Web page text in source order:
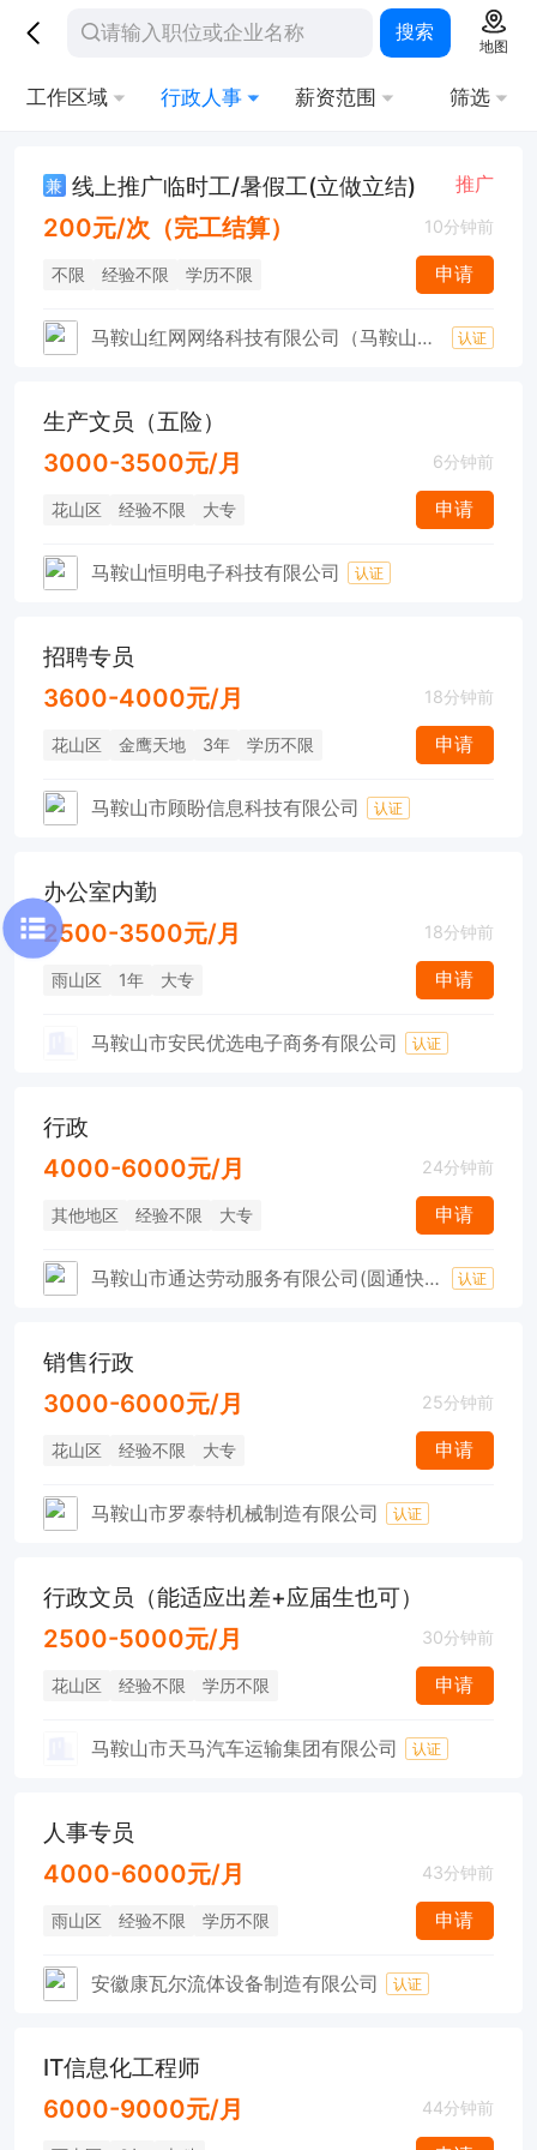
搜索
地图
工作区域 行政人事 薪资范围 筛选
兼 线上推广临时工/暑假工(立做立结) 推广
200元/次（完工结算） 10分钟前
不限 经验不限 学历不限 申请
马鞍山红网网络科技有限公司（马鞍山OK论坛） 认证
生产文员（五险）
3000-3500元/月 6分钟前
花山区 经验不限 大专 申请
马鞍山恒明电子科技有限公司 认证
招聘专员
3600-4000元/月 18分钟前
花山区 金鹰天地 3年 学历不限 申请
马鞍山市顾盼信息科技有限公司 认证
办公室内勤
2500-3500元/月 18分钟前
雨山区 1年 大专 申请
马鞍山市安民优选电子商务有限公司 认证
行政
4000-6000元/月 24分钟前
其他地区 经验不限 大专 申请
马鞍山市通达劳动服务有限公司(圆通快递) 认证
销售行政
3000-6000元/月 25分钟前
花山区 经验不限 大专 申请
马鞍山市罗泰特机械制造有限公司 认证
行政文员（能适应出差+应届生也可）
2500-5000元/月 30分钟前
花山区 经验不限 学历不限 申请
马鞍山市天马汽车运输集团有限公司 认证
人事专员
4000-6000元/月 43分钟前
雨山区 经验不限 学历不限 申请
安徽康瓦尔流体设备制造有限公司 认证
IT信息化工程师
6000-9000元/月 44分钟前